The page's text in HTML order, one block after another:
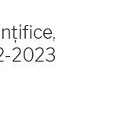
2023